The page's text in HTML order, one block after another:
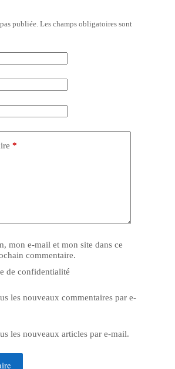
publiée. Les champs obligatoires sont
*
mon e-mail et mon site dans ce
commentaire.
de confidentialité
les nouveaux commentaires par e-
les nouveaux articles par e-mail.